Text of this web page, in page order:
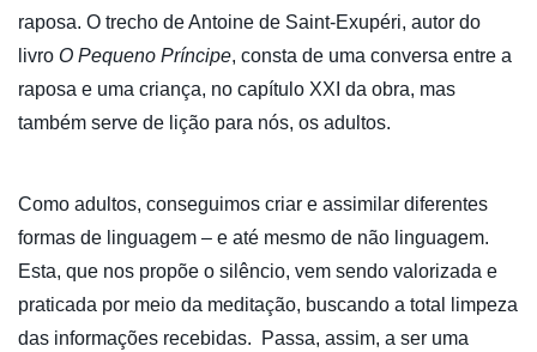
raposa. O trecho de Antoine de Saint-Exupéri, autor do
livro O Pequeno Príncipe, consta de uma conversa entre a
raposa e uma criança, no capítulo XXI da obra, mas
também serve de lição para nós, os adultos.
Como adultos, conseguimos criar e assimilar diferentes
formas de linguagem – e até mesmo de não linguagem.
Esta, que nos propõe o silêncio, vem sendo valorizada e
praticada por meio da meditação, buscando a total limpeza
das informações recebidas. Passa, assim, a ser uma